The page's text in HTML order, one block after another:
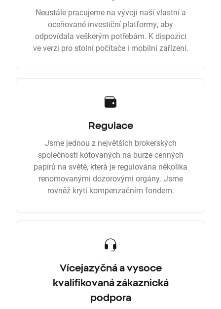
Neustále pracujeme na vývoji naší vlastní a
oceňované investiční platformy, aby
odpovídala veškerým potřebám. K dispozici
ve verzi pro stolní počítače i mobilní zařízení.
Regulace
Jsme jednou z největších brokerských
společností kótovaných na burze cenných
papírů na světě, která je regulována několika
renomovanými dozorovými orgány. Jsme
rovněž krytí kompenzačním fondem.
Vícejazyčná a vysoce
kvalifikovaná zákaznická
podpora